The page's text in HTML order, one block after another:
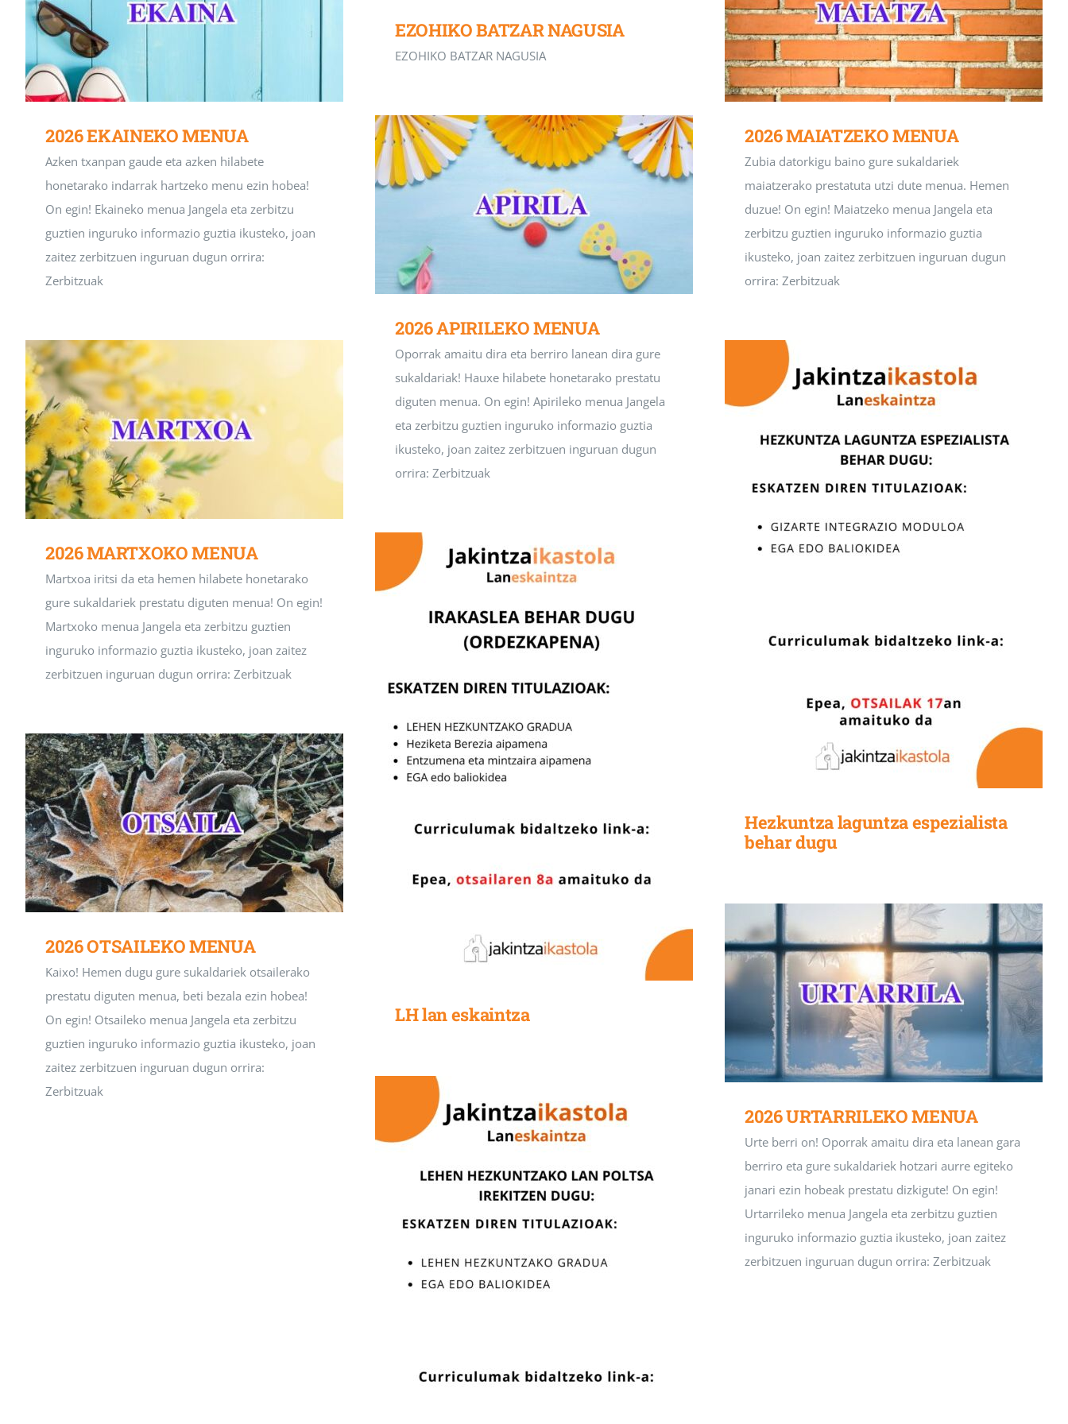
2026 EKAINEKO MENUA
Azken txanpan gaude eta azken hilabete
honetarako indarrak hartzeko menu ezin hobea!
On egin! Ekaineko menua Jangela eta zerbitzu
guztien inguruko informazio guztia ikusteko, joan
zaitez zerbitzuen inguruan dugun orrira:
Zerbitzuak
EZOHIKO BATZAR NAGUSIA
EZOHIKO BATZAR NAGUSIA
2026 MAIATZEKO MENUA
Zubia datorkigu baino gure sukaldariek
maiatzerako prestatuta utzi dute menua. Hemen
duzue! On egin! Maiatzeko menua Jangela eta
zerbitzu guztien inguruko informazio guztia
ikusteko, joan zaitez zerbitzuen inguruan dugun
orrira: Zerbitzuak
2026 APIRILEKO MENUA
Oporrak amaitu dira eta berriro lanean dira gure
sukaldariak! Hauxe hilabete honetarako prestatu
diguten menua. On egin! Apirileko menua Jangela
eta zerbitzu guztien inguruko informazio guztia
ikusteko, joan zaitez zerbitzuen inguruan dugun
orrira: Zerbitzuak
2026 MARTXOKO MENUA
Martxoa iritsi da eta hemen hilabete honetarako
gure sukaldariek prestatu diguten menua! On egin!
Martxoko menua Jangela eta zerbitzu guztien
inguruko informazio guztia ikusteko, joan zaitez
zerbitzuen inguruan dugun orrira: Zerbitzuak
Hezkuntza laguntza espezialista
behar dugu
LH lan eskaintza
2026 OTSAILEKO MENUA
Kaixo! Hemen dugu gure sukaldariek otsailerako
prestatu diguten menua, beti bezala ezin hobea!
On egin! Otsaileko menua Jangela eta zerbitzu
guztien inguruko informazio guztia ikusteko, joan
zaitez zerbitzuen inguruan dugun orrira:
Zerbitzuak
2026 URTARRILEKO MENUA
Urte berri on! Oporrak amaitu dira eta lanean gara
berriro eta gure sukaldariek hotzari aurre egiteko
janari ezin hobeak prestatu dizkigute! On egin!
Urtarrileko menua Jangela eta zerbitzu guztien
inguruko informazio guztia ikusteko, joan zaitez
zerbitzuen inguruan dugun orrira: Zerbitzuak